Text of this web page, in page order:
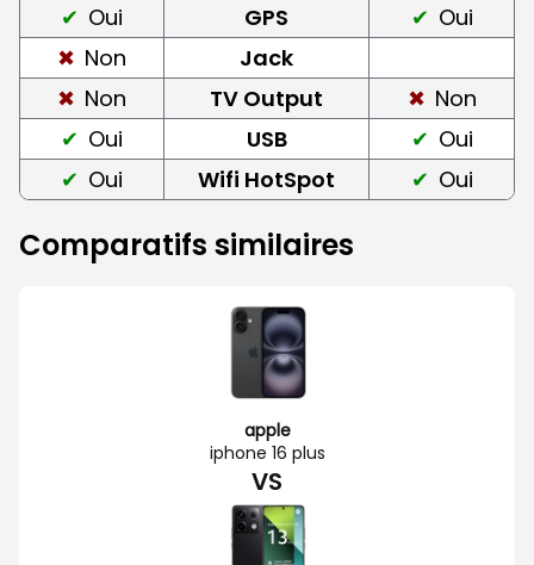
Oui
GPS
Oui
Non
Jack
Non
TV Output
Non
Oui
USB
Oui
Oui
Wifi HotSpot Oui
Comparatifs similaires
apple
iphone 16 plus
VS